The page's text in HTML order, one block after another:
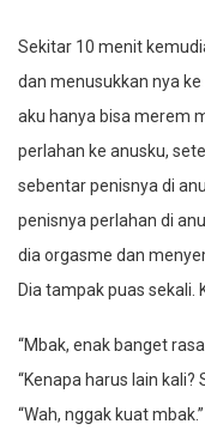
Sekitar 10 menit
dan menusukkan nya
aku hanya bisa merem
perlahan ke anusku,
sebentar penisnya di
penisnya perlahan di
dia orgasme dan
Dia tampak puas sekali.
“Mbak, enak banget
“Kenapa harus lain kali?
“Wah, nggak kuat mbak.”